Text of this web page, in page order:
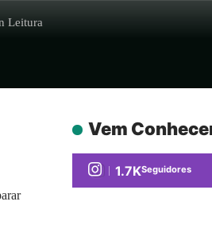
Leitura
Vem
1.7KSeguidores